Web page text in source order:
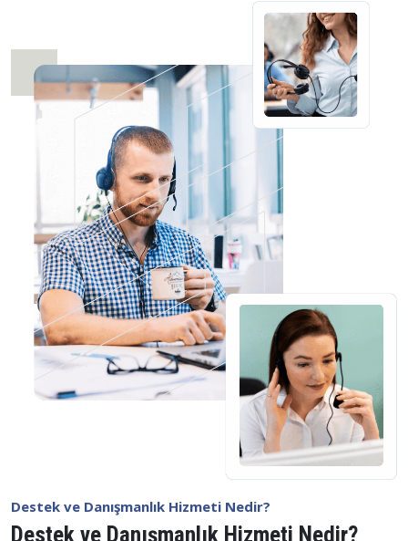
Destek ve Danışmanlık Hizmeti Nedir?
Destek ve Danışmanlık Hizmeti Nedir?